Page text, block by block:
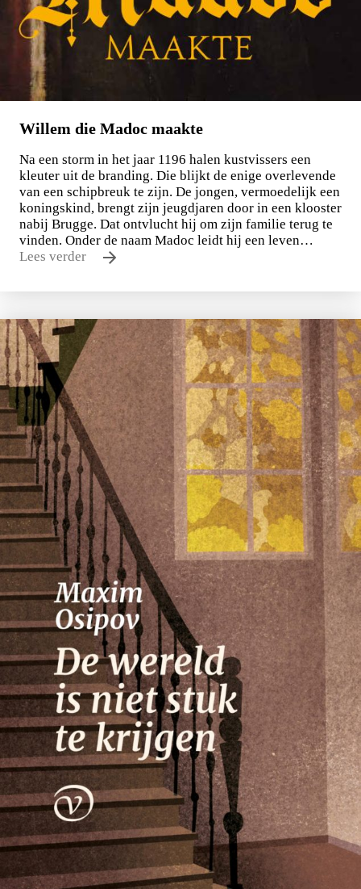
Nico Dros
Willem die Madoc maakte
€29,00
LEES MEER
Willem die Madoc maakte
Na een storm in het jaar 1196 halen kustvissers een
kleuter uit de branding. Die blijkt de enige overlevende
van een schipbreuk te zijn. De jongen, vermoedelijk een
koningskind, brengt zijn jeugdjaren door in een klooster
nabij Brugge. Dat ontvlucht hij om zijn familie terug te
vinden. Onder de naam Madoc leidt hij een leven…
Lees verder